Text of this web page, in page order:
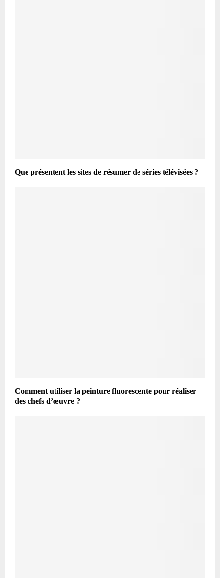
Que présentent les sites de résumer de séries télévisées ?
Comment utiliser la peinture fluorescente pour réaliser
des chefs d’œuvre ?